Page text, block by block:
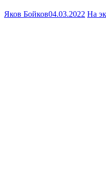
Яков Бойков04.03.2022 На